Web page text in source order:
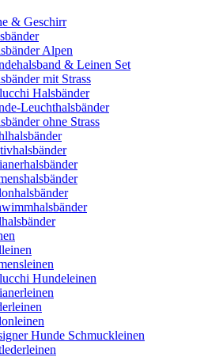
& Geschirr
Alpen
& Leinen Set
mit Strass
Halsbänder
Leuchthalsbänder
ohne Strass
Hundeleinen
Hunde Schmuckleinen